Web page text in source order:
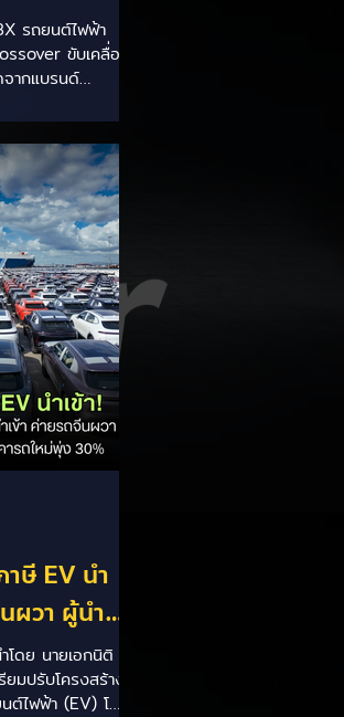
ครอ
ขนาด
คและรา
รถยนต์ไฟฟ้า
ขับเคลื่อน
ากแบรนด์
าน MOTOR
ถือเป็นรถ
เด่นเรื่องพื้นที่
สาร และการ
จเร็ว DC Fast
จากรายงาน (อ้า
วถังและพื้นที่: ตัว
ว้าง 1,810 มม.
ฐานล้อ 2,605
าย 510 ลิตร (พับ
ตร)...
ษี EV นำ
ผวา ผู้นำ
นราคารถ
โดย นายเอกนิติ
มปรับโครงสร้าง
ไฟฟ้า (EV) โดย